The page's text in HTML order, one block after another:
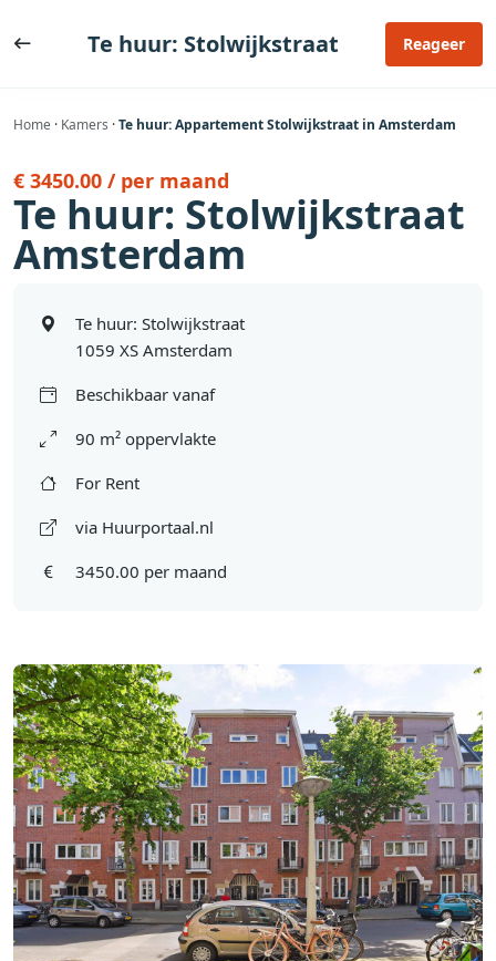
naar
Te huur: Stolwijkstraat Reageer
Home · Kamers ·Te huur: Appartement Stolwijkstraat in Amsterdam
€ 3450.00 / per maand
Te huur: Stolwijkstraat
Amsterdam
Te huur: Stolwijkstraat
1059 XS Amsterdam
Beschikbaar vanaf
90 m² oppervlakte
For Rent
via Huurportaal.nl
3450.00 per maand